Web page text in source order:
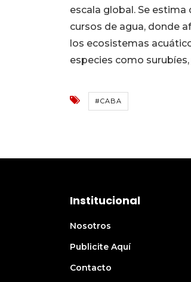
escala global. Se
cursos de agua, donde
los ecosistemas
especies como
#CABA
Institucional
Nosotros
Publicite Aquí
Contacto